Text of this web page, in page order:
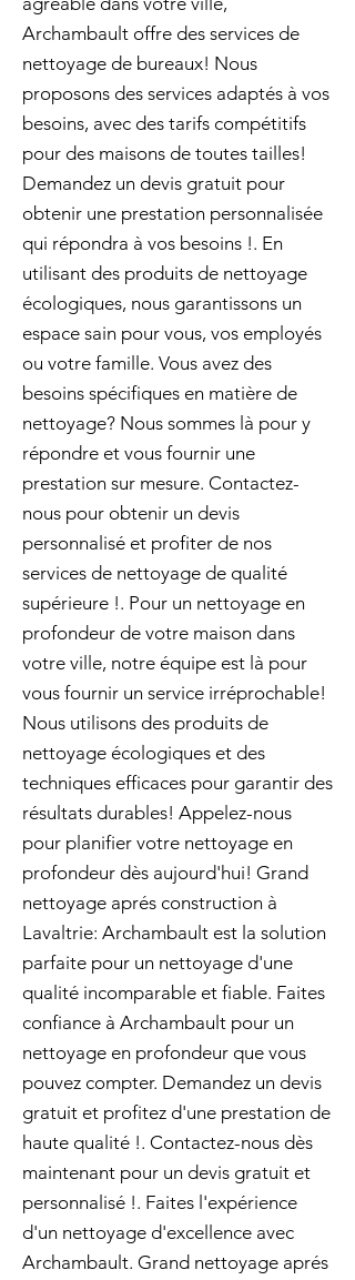
Archambault offre des services de
nettoyage de bureaux! Nous
proposons des services adaptés à vos
besoins, avec des tarifs compétitifs
pour des maisons de toutes tailles!
Demandez un devis gratuit pour
obtenir une prestation personnalisée
qui répondra à vos besoins !. En
utilisant des produits de nettoyage
écologiques, nous garantissons un
espace sain pour vous, vos employés
ou votre famille. Vous avez des
besoins spécifiques en matière de
nettoyage? Nous sommes là pour y
répondre et vous fournir une
prestation sur mesure. Contactez-
nous pour obtenir un devis
personnalisé et profiter de nos
services de nettoyage de qualité
supérieure !. Pour un nettoyage en
profondeur de votre maison dans
votre ville, notre équipe est là pour
vous fournir un service irréprochable!
Nous utilisons des produits de
nettoyage écologiques et des
techniques efficaces pour garantir des
résultats durables! Appelez-nous
pour planifier votre nettoyage en
profondeur dès aujourd'hui! Grand
nettoyage aprés construction à
Lavaltrie: Archambault est la solution
parfaite pour un nettoyage d'une
qualité incomparable et fiable. Faites
confiance à Archambault pour un
nettoyage en profondeur que vous
pouvez compter. Demandez un devis
gratuit et profitez d'une prestation de
haute qualité !. Contactez-nous dès
maintenant pour un devis gratuit et
personnalisé !. Faites l'expérience
d'un nettoyage d'excellence avec
Archambault. Grand nettoyage aprés